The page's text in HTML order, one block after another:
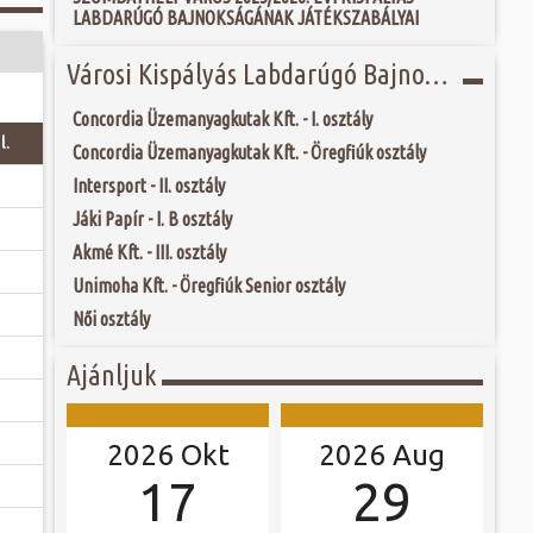
Év óta
Európa egyik
Római
templomuk
egyben
a
játékkal és
a lépést a
LABDARÚGÓ BAJNOKSÁGÁNAK JÁTÉKSZABÁLYAI
Városi Kispályás Labdarúgó Bajnokság 2018.
Concordia Üzemanyagkutak Kft. - I. osztály
Concordia Üzemanyagkutak Kft. - Öregfiúk osztály
Intersport - II. osztály
Jáki Papír - I. B osztály
Akmé Kft. - III. osztály
Unimoha Kft. - Öregfiúk Senior osztály
Női osztály
Ajánljuk
2026 Okt
17
2026 Aug
29